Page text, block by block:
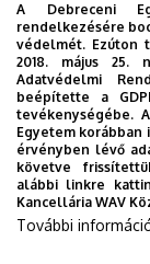
A Debreceni
rendelkezésére
védelmét. Ezúton
2018. május 25.
Adatvédelmi
beépítette a
tevékenységébe.
Egyetem
érvényben lévő
követve
alábbi linkre
Kancellária WAV
További